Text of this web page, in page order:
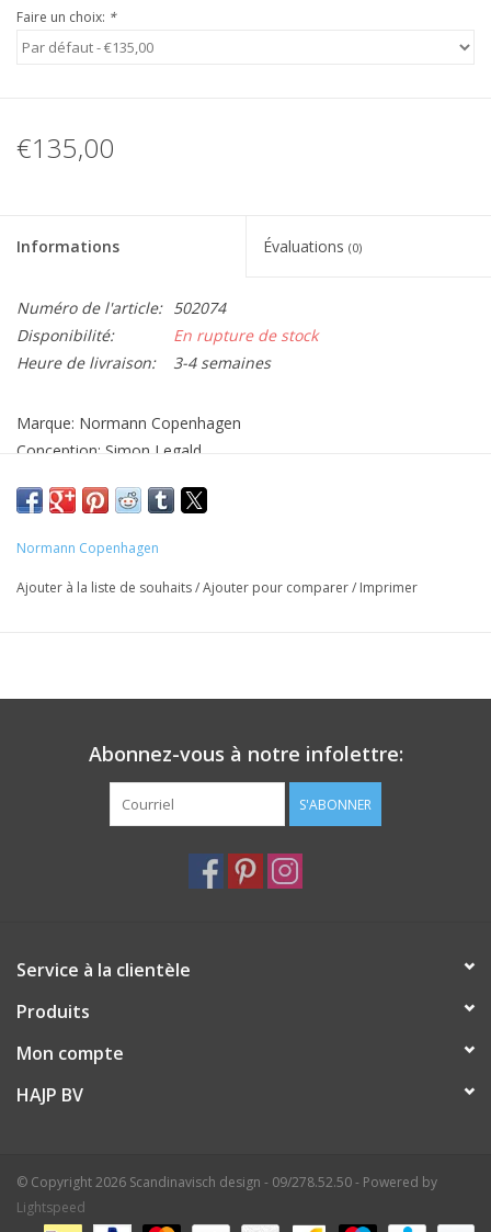
Faire un choix: *
€135,00
Informations Évaluations (0)
Numéro de l'article: 502074
Disponibilité:
En rupture de stock
Heure de livraison:
3-4 semaines
Marque: Normann Copenhagen
Conception: Simon Legald
Dimensions: H26 Dia11,2cm
Note: ex. lumière
Normann Copenhagen
Ajouter à la liste de souhaits/Ajouter pour comparer/ Imprimer
Abonnez-vous à notre infolettre:
S'ABONNER
Service à la clientèle
Produits
Mon compte
HAJP BV
© Copyright 2026 Scandinavisch design - 09/278.52.50 - Powered by
Lightspeed